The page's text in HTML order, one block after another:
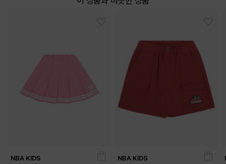
NBA KIDS
NBA KIDS